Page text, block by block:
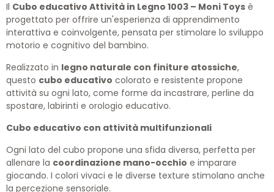
Il Cubo educativo Attività in Legno 1003 – Moni Toys è
progettato per offrire un'esperienza di apprendimento
interattiva e coinvolgente, pensata per stimolare lo sviluppo
motorio e cognitivo del bambino.
Realizzato in legno naturale con finiture atossiche,
questo cubo educativo colorato e resistente propone
attività su ogni lato, come forme da incastrare, perline da
spostare, labirinti e orologio educativo.
Cubo educativo con attività multifunzionali
Ogni lato del cubo propone una sfida diversa, perfetta per
allenare la coordinazione mano-occhio e imparare
giocando. I colori vivaci e le diverse texture stimolano anche
la percezione sensoriale.